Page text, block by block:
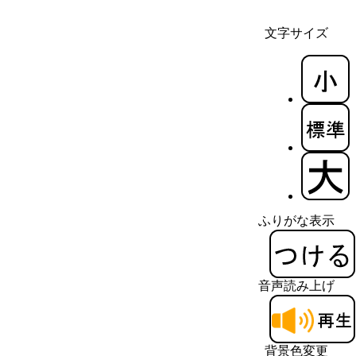
文字サイズ
ふりがな表示
音声読み上げ
背景色変更